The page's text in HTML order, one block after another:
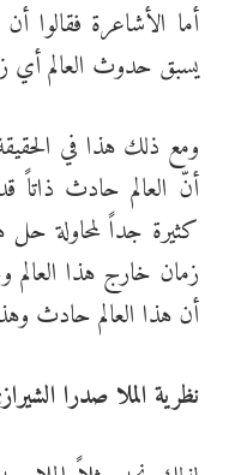
أما الأشاعرة فقالوا
يسبق حدوث العالم أي
ومع ذلك هذا في
أنّ العالم حادث ذاتاً
كثيرة جداً لمحاولة
زمان خارج هذا
أن هذا العالم حادث
نظرية الملا صدرا